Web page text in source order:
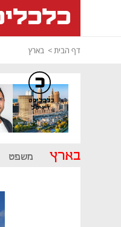
דף הבית בארץ
בארץ משפט
כלכליסט
דיגיטל